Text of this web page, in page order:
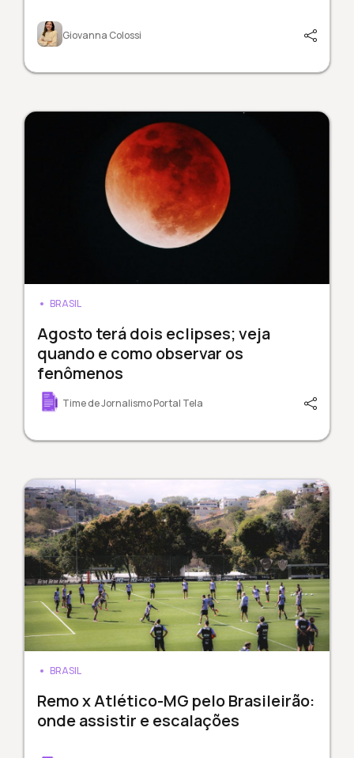
Giovanna Colossi
BRASIL
Agosto terá dois eclipses; veja
quando e como observar os
fenômenos
Time de Jornalismo Portal Tela
BRASIL
Remo x Atlético-MG pelo Brasileirão:
onde assistir e escalações